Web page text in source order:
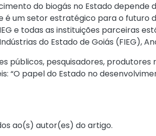
do biogás no Estado depende
é um setor estratégico para o futuro
e todas as instituições parceiras
do Estado de Goiás (FIEG),
públicos, pesquisadores, produtores
“O papel do Estado no
ao(s) autor(es) do artigo.